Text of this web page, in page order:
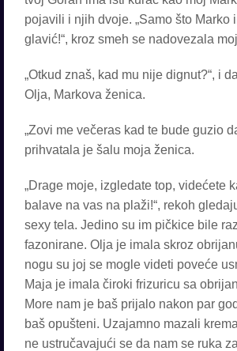
pojavili i njih dvoje. „Samo što Marko
glavić!“, kroz smeh se nadovezala
„Otkud znaš, kad mu nije dignut?“, i
Olja, Markova ženica.
„Zovi me večeras kad te bude guzio
prihvatala je šalu moja ženica.
„Drage moje, izgledate top, videćete
balave na vas na plaži!“, rekoh
sexy tela. Jedino su im pičkice bile
fazonirane. Olja je imala skroz
nogu su joj se mogle videti poveće
Maja je imala čiroki frizuricu sa
More nam je baš prijalo nakon par
baš opušteni. Uzajamno mazali
ne ustručavajući se da nam se ruka